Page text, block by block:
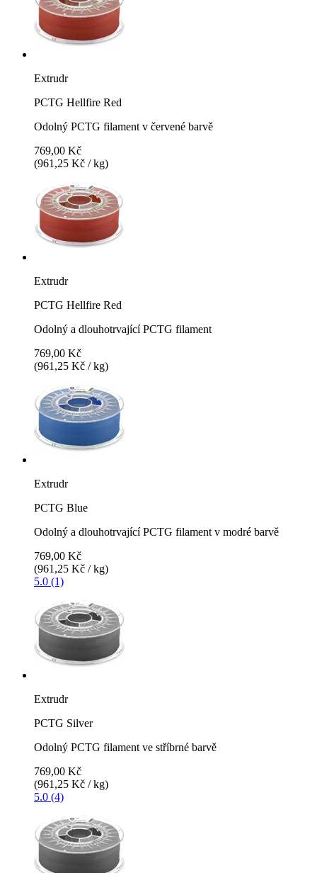
Extrudr
PCTG Hellfire Red
Odolný PCTG filament v červené barvě
769,00 Kč
(961,25 Kč / kg)
Extrudr
PCTG Hellfire Red
Odolný a dlouhotrvající PCTG filament
769,00 Kč
(961,25 Kč / kg)
Extrudr
PCTG Blue
Odolný a dlouhotrvající PCTG filament v modré barvě
769,00 Kč
(961,25 Kč / kg)
5.0 (1)
Extrudr
PCTG Silver
Odolný PCTG filament ve stříbrné barvě
769,00 Kč
(961,25 Kč / kg)
5.0 (4)